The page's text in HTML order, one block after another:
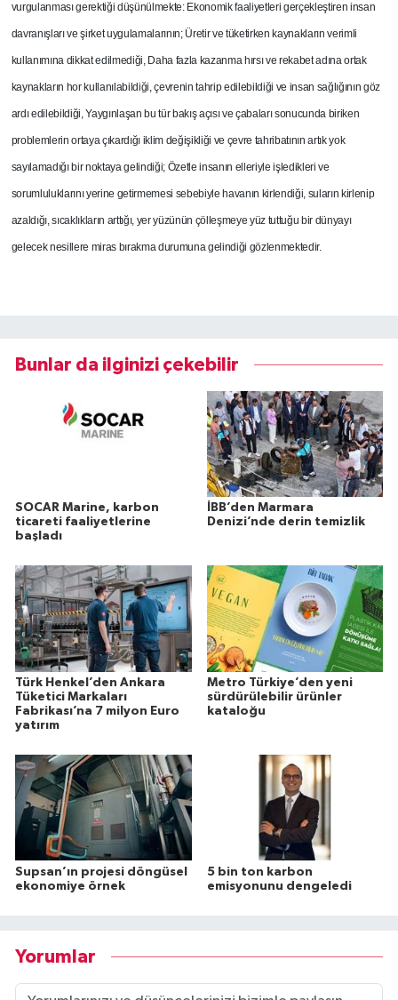
vurgulanması gerektiği düşünülmekte: Ekonomik faaliyetleri gerçekleştiren insan
davranışları ve şirket uygulamalarının; Üretir ve tüketirken kaynakların verimli
kullanımına dikkat edilmediği, Daha fazla kazanma hırsı ve rekabet adına ortak
kaynakların hor kullanılabildiği, çevrenin tahrip edilebildiği ve insan sağlığının göz
ardı edilebildiği, Yaygınlaşan bu tür bakış açısı ve çabaları sonucunda biriken
problemlerin ortaya çıkardığı iklim değişikliği ve çevre tahribatının artık yok
sayılamadığı bir noktaya gelindiği; Özetle insanın elleriyle işledikleri ve
sorumluluklarını yerine getirmemesi sebebiyle havanın kirlendiği, suların kirlenip
azaldığı, sıcaklıkların arttığı, yer yüzünün çölleşmeye yüz tuttuğu bir dünyayı
gelecek nesillere miras bırakma durumuna gelindiği gözlenmektedir.
Bunlar da ilginizi çekebilir
SOCAR Marine, karbon
ticareti faaliyetlerine
başladı
İBB’den Marmara
Denizi’nde derin temizlik
Türk Henkel’den Ankara
Tüketici Markaları
Fabrikası’na 7 milyon Euro
yatırım
Metro Türkiye’den yeni
sürdürülebilir ürünler
kataloğu
Supsan’ın projesi döngüsel
ekonomiye örnek
5 bin ton karbon
emisyonunu dengeledi
Yorumlar